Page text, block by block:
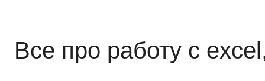
Все про работу с